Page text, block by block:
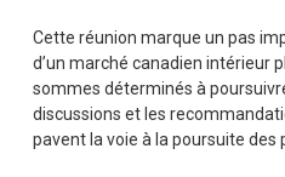
Cette réunion marque un pas
d’un marché canadien intérieur
sommes déterminés à
discussions et les
pavent la voie à la poursuite des